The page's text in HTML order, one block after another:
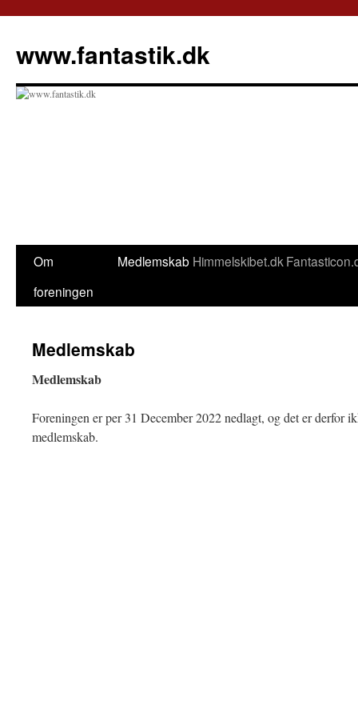
indhold
www.fantastik.dk
Om
foreningen
Medlemskab Himmelskibet.dk
Medlemskab
Medlemskab
Foreningen er per 31 December 2022 nedlagt, og det er derfor
medlemskab.